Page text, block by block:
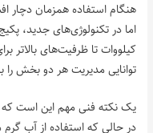
هنگام استفاده همزمان
کیلووات تا ظرفیت‌های بالاتر
توانایی مدیریت هر دو بخش را
یک نکته فنی مهم این است که
در حالی که استفاده از آب